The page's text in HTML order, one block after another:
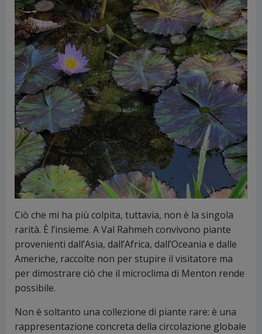
Ciò che mi ha più colpita, tuttavia, non è la singola
rarità. È l’insieme. A Val Rahmeh convivono piante
provenienti dall’Asia, dall’Africa, dall’Oceania e dalle
Americhe, raccolte non per stupire il visitatore ma
per dimostrare ciò che il microclima di Menton rende
possibile.
Non è soltanto una collezione di piante rare: è una
rappresentazione concreta della circolazione globale